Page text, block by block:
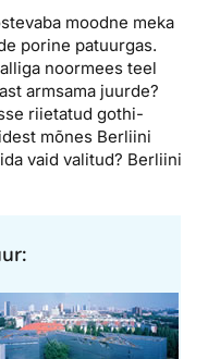
moodne meka
porine patuurgas.
noormees teel
armsama juurde?
riietatud gothi-
mõnes Berliini
vaid valitud? Berliini